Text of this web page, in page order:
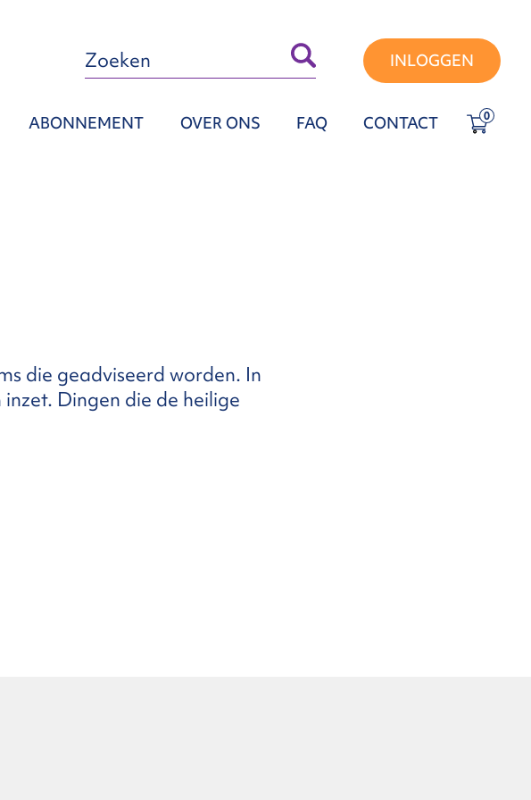
INLOGGEN
ABONNEMENT OVER ONS FAQ CONTACT 0
die geadviseerd worden. In
Dingen die de heilige